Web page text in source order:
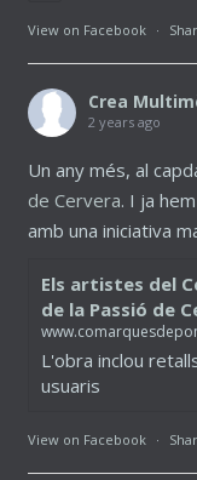
View on Facebook ·
Crea
2 years ago
Un any més, al
de Cervera. I ja
amb una iniciativa
Els artistes del
de la Passió de
L'obra inclou
usuaris
View on Facebook ·